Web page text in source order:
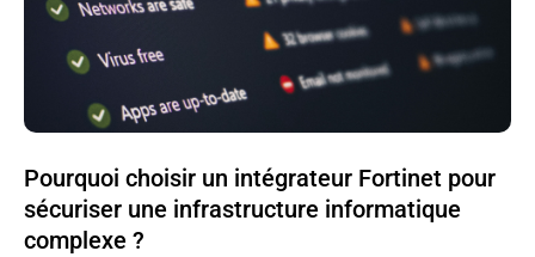
Pourquoi choisir un intégrateur Fortinet pour
sécuriser une infrastructure informatique
complexe ?